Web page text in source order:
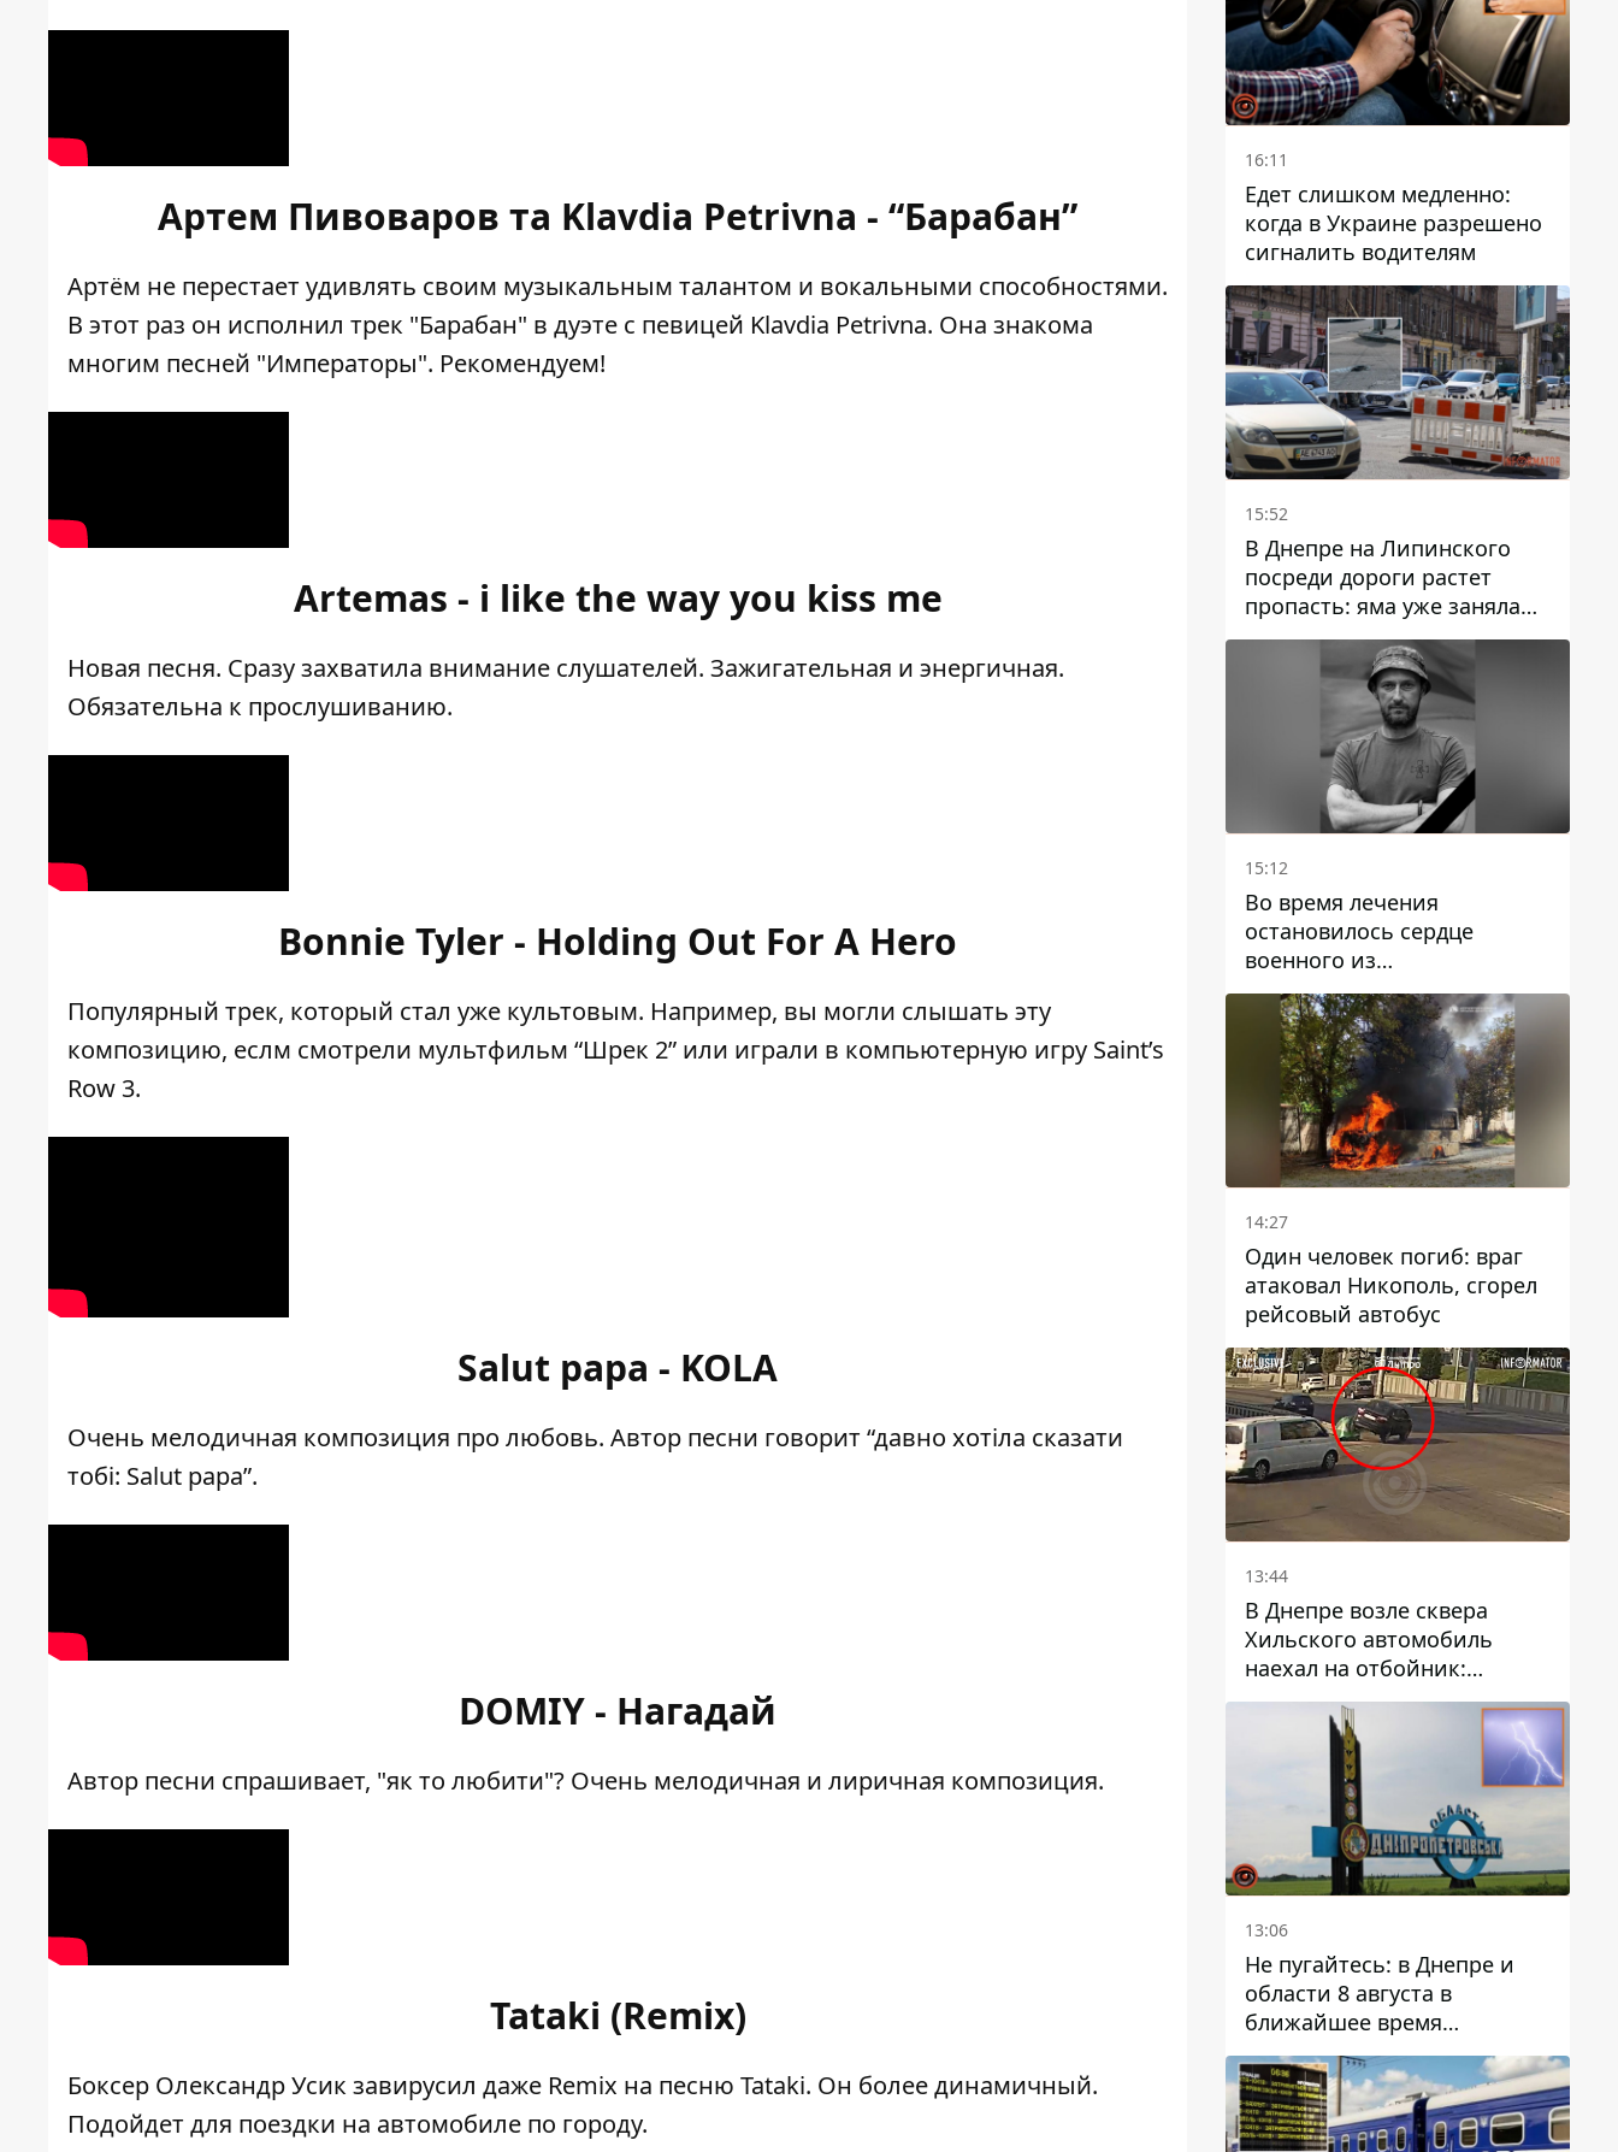
Артем Пивоваров та Klavdia Petrivna - “Барабан”
Артём не перестает удивлять своим музыкальным талантом и вокальными способностями.
В этот раз он исполнил трек "Барабан" в дуэте с певицей Klavdia Petrivna. Она знакома
многим песней "Императоры". Рекомендуем!
Artemas - i like the way you kiss me
Новая песня. Сразу захватила внимание слушателей. Зажигательная и энергичная.
Обязательна к прослушиванию.
Bonnie Tyler - Holding Out For A Hero
Популярный трек, который стал уже культовым. Например, вы могли слышать эту
композицию, еслм смотрели мультфильм “Шрек 2” или играли в компьютерную игру Saint’s
Row 3.
Salut papa - KOLA
Очень мелодичная композиция про любовь. Автор песни говорит “давно хотіла сказати
тобі: Salut papa”.
DOMIY - Нагадай
Автор песни спрашивает, "як то любити"? Очень мелодичная и лиричная композиция.
Tataki (Remix)
Боксер Олександр Усик завирусил даже Remix на песню Tataki. Он более динамичный.
Подойдет для поездки на автомобиле по городу.
16:11
Едет слишком медленно:
когда в Украине разрешено
сигналить водителям
15:52
В Днепре на Липинского
посреди дороги растет
пропасть: яма уже заняла
полосу движения
15:12
Во время лечения
остановилось сердце
военного из
Днепропетровской области
Ростислава Лупашко
14:27
Один человек погиб: враг
атаковал Никополь, сгорел
рейсовый автобус
13:44
В Днепре возле сквера
Хильского автомобиль
наехал на отбойник:
момент происшествия
13:06
Не пугайтесь: в Днепре и
области 8 августа в
ближайшее время
ожидается гроза